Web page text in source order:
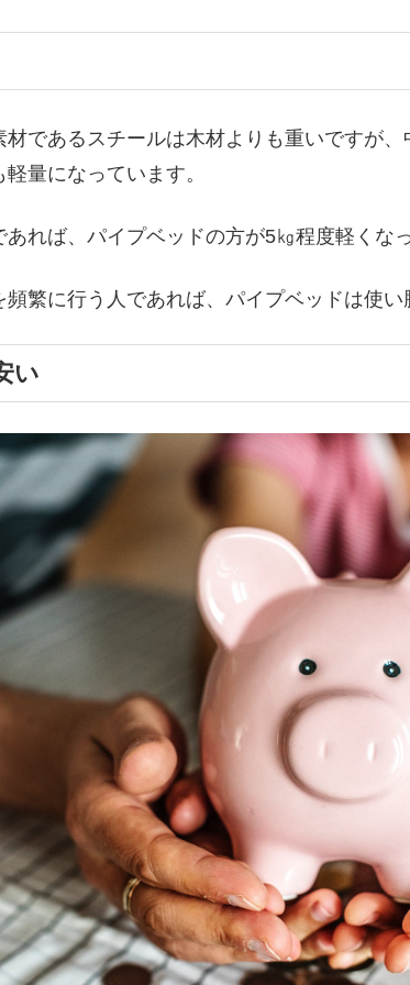
であるスチールは木材よりも重いですが
量になっています。
れば、パイプベッドの方が5㎏程度軽くな
繁に行う人であれば、パイプベッドは使い
い